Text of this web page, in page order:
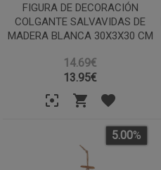
FIGURA DE DECORACIÓN
COLGANTE SALVAVIDAS DE
MADERA BLANCA 30X3X30 CM
14.69€
13.95€
5.00%